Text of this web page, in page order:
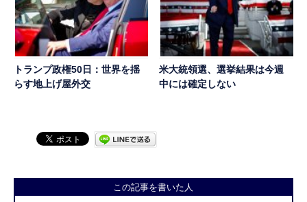
トランプ政権50日：世界を揺
らす地上げ屋外交
米大統領選、選挙結果は今週
中には確定しない
この記事を書いた人